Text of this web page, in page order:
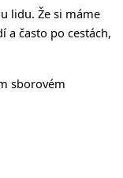
lidu. Že si máme
a často po cestách,
sborovém